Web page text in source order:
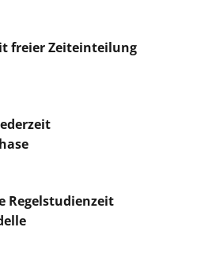
freier Zeiteinteilung
Regelstudienzeit